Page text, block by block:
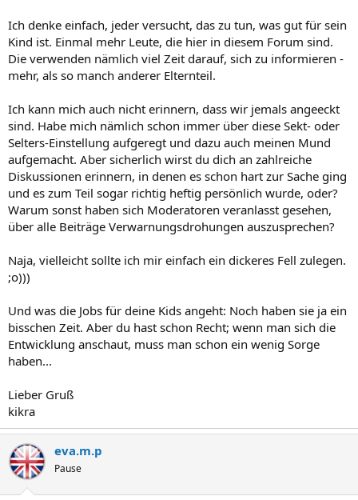
Ich denke einfach, jeder versucht, das zu tun, was gut für sein
Kind ist. Einmal mehr Leute, die hier in diesem Forum sind.
Die verwenden nämlich viel Zeit darauf, sich zu informieren -
mehr, als so manch anderer Elternteil.
Ich kann mich auch nicht erinnern, dass wir jemals angeeckt
sind. Habe mich nämlich schon immer über diese Sekt- oder
Selters-Einstellung aufgeregt und dazu auch meinen Mund
aufgemacht. Aber sicherlich wirst du dich an zahlreiche
Diskussionen erinnern, in denen es schon hart zur Sache ging
und es zum Teil sogar richtig heftig persönlich wurde, oder?
Warum sonst haben sich Moderatoren veranlasst gesehen,
über alle Beiträge Verwarnungsdrohungen auszusprechen?
Naja, vielleicht sollte ich mir einfach ein dickeres Fell zulegen.
;o)))
Und was die Jobs für deine Kids angeht: Noch haben sie ja ein
bisschen Zeit. Aber du hast schon Recht; wenn man sich die
Entwicklung anschaut, muss man schon ein wenig Sorge
haben...
Lieber Gruß
kikra
eva.m.p
Pause